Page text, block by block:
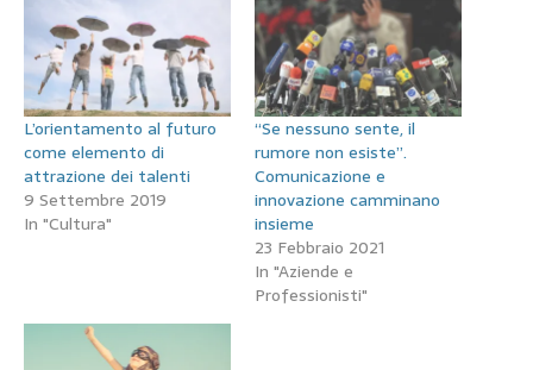
L’orientamento al futuro
come elemento di
attrazione dei talenti
9 Settembre 2019
In "Cultura"
“Se nessuno sente, il
rumore non esiste”.
Comunicazione e
innovazione camminano
insieme
23 Febbraio 2021
In "Aziende e
Professionisti"